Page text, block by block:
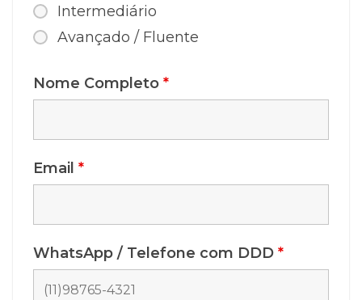
Intermediário
Avançado / Fluente
Nome Completo *
Email *
WhatsApp / Telefone com DDD *